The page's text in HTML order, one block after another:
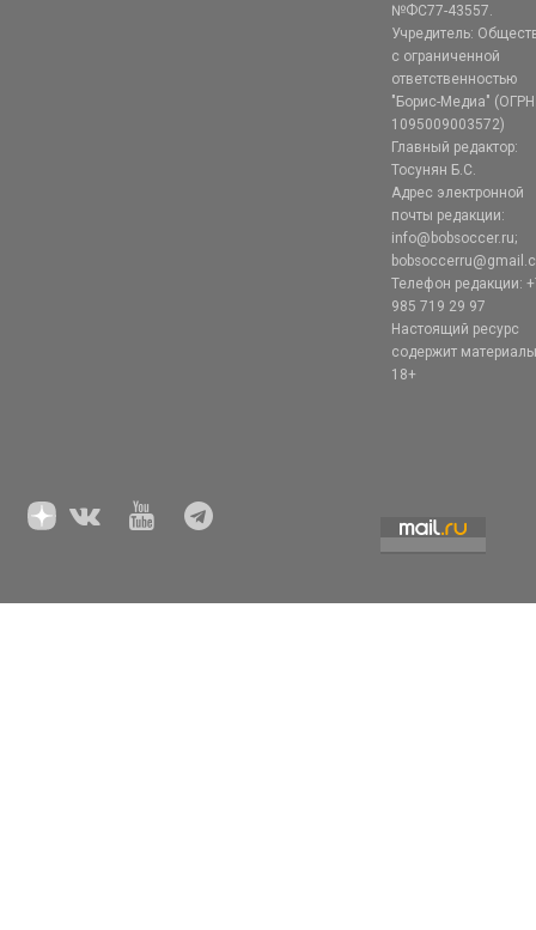
№ФС77-43557.
Учредитель:
с ограниченной
ответственностью
"Борис-Медиа" (ОГРН
1095009003572)
Главный редактор:
Тосунян Б.С.
Адрес электронной
почты редакции:
info@bobsoccer.ru;
Телефон редакции:
985 719 29 97
Настоящий ресурс
содержит
18+